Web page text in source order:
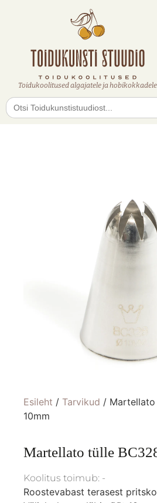
Toidukoolitused algajatele ja hobikokkadele
Search
for:
Esileht / Tarvikud /
10mm
Martellato tülle
Koolitus toimub: -
Roostevabast terasest